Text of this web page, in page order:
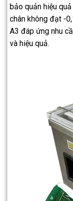
bảo quản hiệu
chân không đạt -
A3 đáp ứng nhu
và hiệu quả.